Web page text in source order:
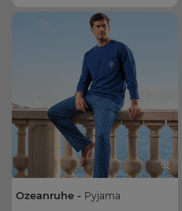
Ozeanruhe - Pyjama